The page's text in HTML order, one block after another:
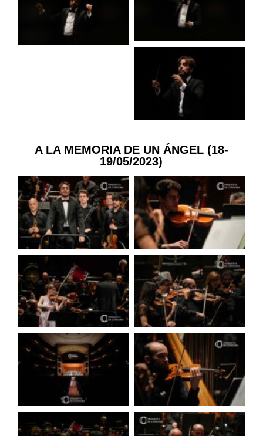
A LA MEMORIA DE UN ÁNGEL (18-
19/05/2023)